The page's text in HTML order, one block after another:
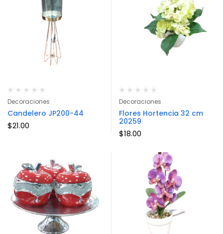
Decoraciones
Candelero JP200-44
$21.00
Decoraciones
Flores Hortencia 32 cm
20259
$18.00